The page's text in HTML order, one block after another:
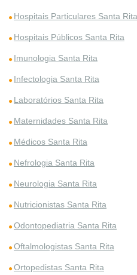
Hospitais Particulares Santa Rita
Hospitais Públicos Santa Rita
Imunologia Santa Rita
Infectologia Santa Rita
Laboratórios Santa Rita
Maternidades Santa Rita
Médicos Santa Rita
Nefrologia Santa Rita
Neurologia Santa Rita
Nutricionistas Santa Rita
Odontopediatria Santa Rita
Oftalmologistas Santa Rita
Ortopedistas Santa Rita